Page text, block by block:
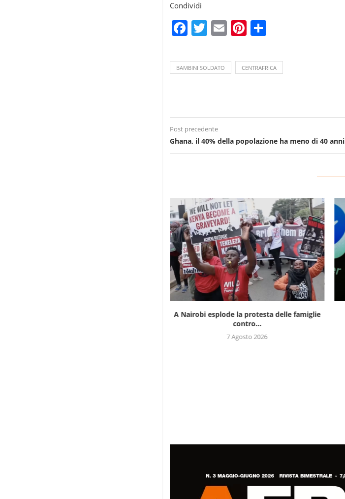
Condividi
Facebook
Twitter
EmailPinterest
BAMBINI SOLDATO CENTRAFRICA
Post precedente
Ghana, il 40% della popolazione ha meno di 40 anni
A Nairobi esplode la protesta delle famiglie
contro...
7 Agosto 2026